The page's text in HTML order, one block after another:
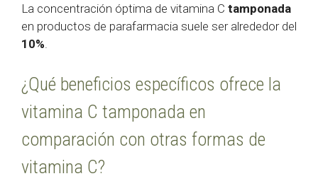
La concentración óptima de vitamina C tamponada
en productos de parafarmacia suele ser alrededor del
10%
¿Qué beneficios específicos ofrece la
vitamina C tamponada en
comparación con otras formas de
vitamina C?